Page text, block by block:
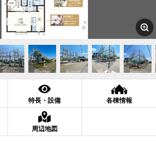
特長・設備 各棟情報
周辺地図